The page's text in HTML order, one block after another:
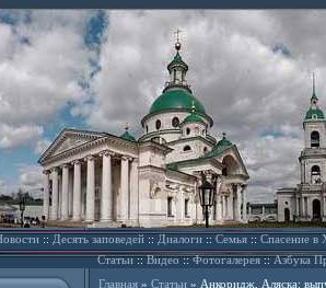
::Десять заповедей::Диалоги::Семья::Спасение в
Статьи::Видео ::Фотогалерея::Азбука
Главная» Статьи» Анкоридж, Аляска: